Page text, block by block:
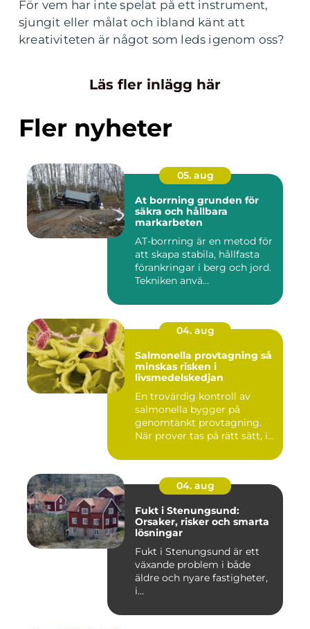
För vem har inte spelat på ett instrument,
sjungit eller målat och ibland känt att
kreativiteten är något som leds igenom oss?
Läs fler inlägg här
Fler nyheter
05. aug
At borrning grunden för
säkra och hållbara
markarbeten
AT-borrning är en metod för
att skapa stabila, hållfasta
förankringar i berg och jord.
Tekniken anvä...
04. aug
Salmonella provtagning så
minskas risken i
livsmedelskedjan
En trovärdig kontroll av
salmonella bygger på
genomtänkt provtagning.
När prover tas på rätt sätt, i...
04. aug
Fukt i Stenungsund:
Orsaker, risker och smarta
lösningar
Fukt i Stenungsund är ett
växande problem i både
äldre och nyare fastigheter,
i...